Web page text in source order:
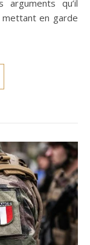
qu’il
en garde